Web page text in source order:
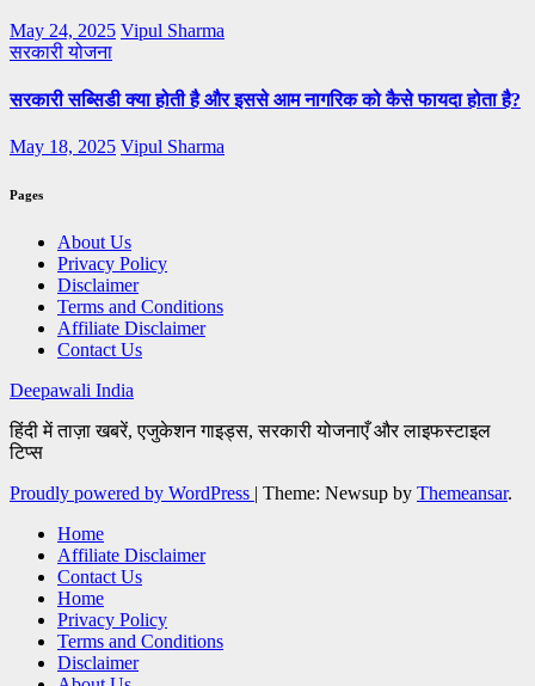
May 24, 2025 Vipul Sharma
सरकारी योजना
सरकारी सब्सिडी क्या होती है और इससे आम नागरिक को कैसे फायदा होता है?
May 18, 2025 Vipul Sharma
Pages
About Us
Privacy Policy
Disclaimer
Terms and Conditions
Affiliate Disclaimer
Contact Us
Deepawali India
हिंदी में ताज़ा खबरें, एजुकेशन गाइड्स, सरकारी योजनाएँ और लाइफस्टाइल
टिप्स
Proudly powered by WordPress | Theme: Newsup by Themeansar.
Home
Affiliate Disclaimer
Contact Us
Home
Privacy Policy
Terms and Conditions
Disclaimer